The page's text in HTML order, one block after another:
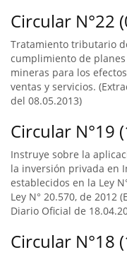
Circular N°22
Tratamiento tributario
cumplimiento de
mineras para los
ventas y servicios.
del 08.05.2013)
Circular N°19
Instruye sobre la
la inversión privada en
establecidos en la Ley
Ley N° 20.570, de 2012
Diario Oficial de
Circular N°18